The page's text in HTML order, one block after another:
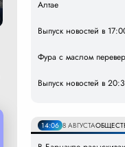
Алтае
Выпуск новостей в
Фура с маслом
Выпуск новостей в
14:06 8 АВГУСТА